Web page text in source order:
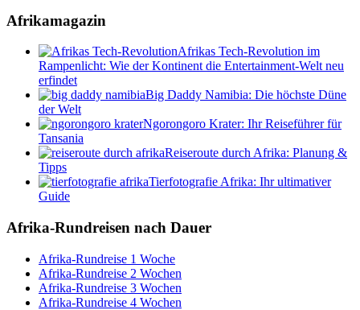
Afrikamagazin
Afrikas Tech-Revolution im
Rampenlicht: Wie der Kontinent die Entertainment-Welt neu
erfindet
Big Daddy Namibia: Die höchste Düne
der Welt
Ngorongoro Krater: Ihr Reiseführer für
Tansania
Reiseroute durch Afrika: Planung &
Tipps
Tierfotografie Afrika: Ihr ultimativer
Guide
Afrika-Rundreisen nach Dauer
Afrika-Rundreise 1 Woche
Afrika-Rundreise 2 Wochen
Afrika-Rundreise 3 Wochen
Afrika-Rundreise 4 Wochen